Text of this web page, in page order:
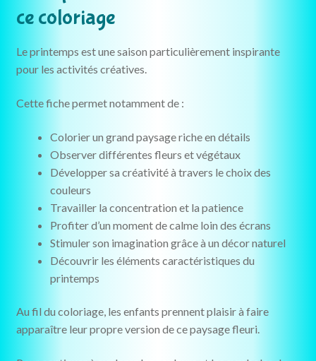
ce coloriage
Le printemps est une saison particulièrement inspirante
pour les activités créatives.
Cette fiche permet notamment de :
Colorier un grand paysage riche en détails
Observer différentes fleurs et végétaux
Développer sa créativité à travers le choix des
couleurs
Travailler la concentration et la patience
Profiter d’un moment de calme loin des écrans
Stimuler son imagination grâce à un décor naturel
Découvrir les éléments caractéristiques du
printemps
Au fil du coloriage, les enfants prennent plaisir à faire
apparaître leur propre version de ce paysage fleuri.